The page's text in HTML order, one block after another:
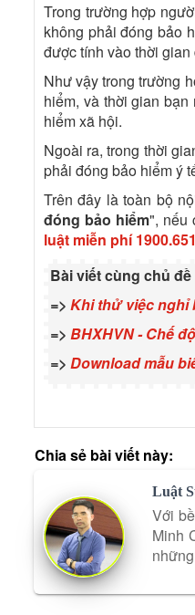
Trong trường hợp
không phải đóng bảo
được tính vào thời
Như vậy trong trường
hiểm, và thời gian
hiểm xã hội.
Ngoài ra, trong thời
phải đóng bảo hiểm ý
Trên đây là toàn bộ
đóng bảo hiểm", nếu
luật miễn phí
Bài viết cùng chủ đề
=> Khi thử việc nghỉ
=> BHXHVN - Chế
=> Download mẫu
Chia sẻ bài viết này:
Luật
Với
Minh